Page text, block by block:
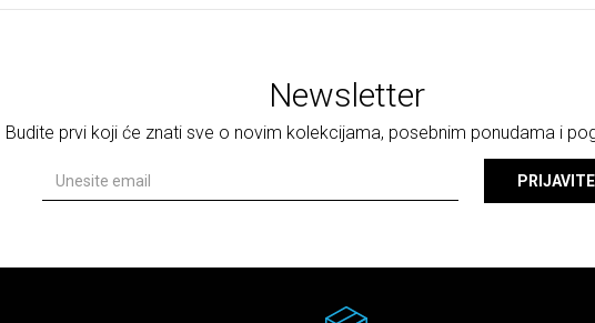
Newsletter
Budite prvi koji će znati sve o novim kolekcijama, posebnim ponudama i